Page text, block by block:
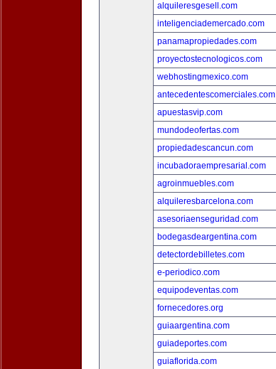
alquileresgesell.com
inteligenciademercado.com
panamapropiedades.com
proyectostecnologicos.com
webhostingmexico.com
antecedentescomerciales.com
apuestasvip.com
mundodeofertas.com
propiedadescancun.com
incubadoraempresarial.com
agroinmuebles.com
alquileresbarcelona.com
asesoriaenseguridad.com
bodegasdeargentina.com
detectordebilletes.com
e-periodico.com
equipodeventas.com
fornecedores.org
guiaargentina.com
guiadeportes.com
guiaflorida.com